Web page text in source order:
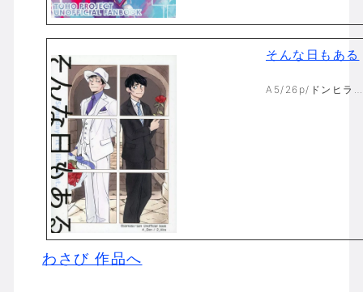
そんな日もある
A5/26p/ドンヒラ
わさび 作品へ